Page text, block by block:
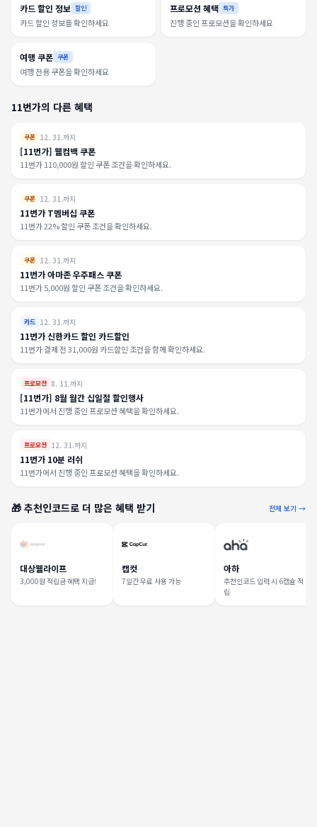
카드 할인 정보 할인
카드 할인 정보를 확인하세요
프로모션 혜택 특가
진행 중인 프로모션을 확인하세요
여행 쿠폰 쿠폰
여행 전용 쿠폰을 확인하세요
11번가의 다른 혜택
쿠폰 12. 31.까지
[11번가] 웰컴백 쿠폰
11번가 110,000원 할인 쿠폰 조건을 확인하세요.
쿠폰 12. 31.까지
11번가 T멤버십 쿠폰
11번가 22% 할인 쿠폰 조건을 확인하세요.
쿠폰 12. 31.까지
11번가 아마존 우주패스 쿠폰
11번가 5,000원 할인 쿠폰 조건을 확인하세요.
카드 12. 31.까지
11번가 신한카드 할인 카드할인
11번가 결제 전 31,000원 카드할인 조건을 함께 확인하세요.
프로모션 8. 11.까지
[11번가] 8월 월간 십일절 할인행사
11번가에서 진행 중인 프로모션 혜택을 확인하세요.
프로모션 12. 31.까지
11번가 10분 러쉬
11번가에서 진행 중인 프로모션 혜택을 확인하세요.
🎁 추천인코드로 더 많은 혜택 받기 전체 보기 →
대상웰라이프
3,000원 적립금 혜택 지급!
캡컷
7일간 무료 사용 가능
아하
추천인코드 입력 시 6캡슐 적
립